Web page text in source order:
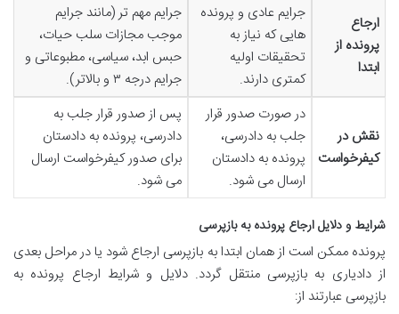
ارجاع
پرونده از
ابتدا
جرایم عادی و پرونده
هایی که نیاز به
تحقیقات اولیه
کمتری دارند.
جرایم مهم تر (مانند جرایم
موجب مجازات سلب حیات،
حبس ابد، سیاسی، مطبوعاتی و
جرایم درجه ۳ و بالاتر).
نقش در
کیفرخواست
در صورت صدور قرار
جلب به دادرسی،
پرونده به دادستان
ارسال می شود.
پس از صدور قرار جلب به
دادرسی، پرونده به دادستان
برای صدور کیفرخواست ارسال
می شود.
شرایط و دلایل ارجاع پرونده به بازپرسی
پرونده ممکن است از همان ابتدا به بازپرسی ارجاع شود یا در مراحل بعدی
از دادیاری به بازپرسی منتقل گردد. دلایل و شرایط ارجاع پرونده به
بازپرسی عبارتند از: